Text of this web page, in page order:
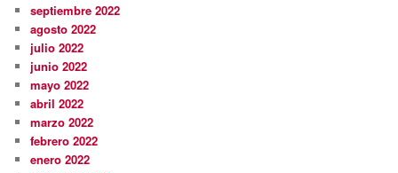
septiembre 2022
agosto 2022
julio 2022
junio 2022
mayo 2022
abril 2022
marzo 2022
febrero 2022
enero 2022